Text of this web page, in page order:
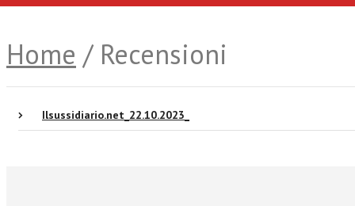
Home / Recensioni
Ilsussidiario.net_22.10.2023_